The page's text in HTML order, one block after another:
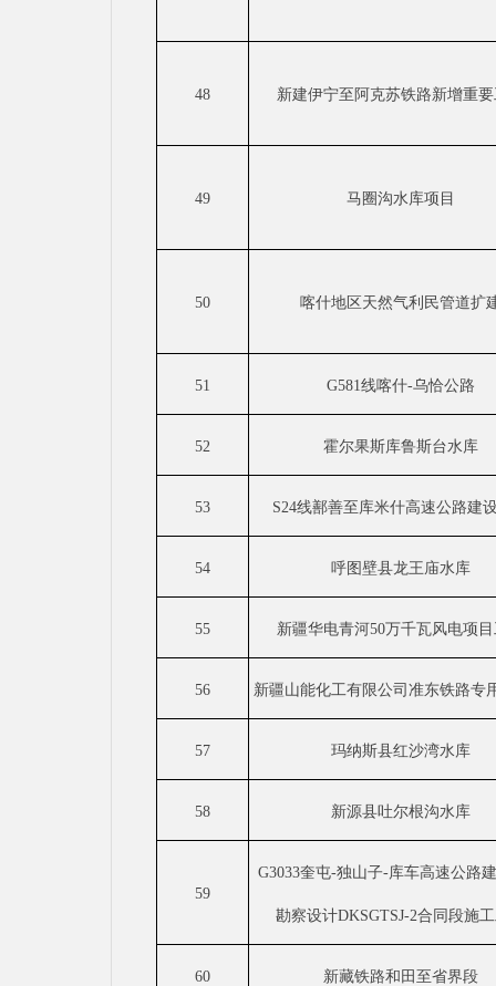
48 新建伊宁至阿克苏铁路新增重
49 马圈沟水库项目
50 喀什地区天然气利民管道扩
51 G581线喀什-乌恰公路
52 霍尔果斯库鲁斯台水库
53 S24线鄯善至库米什高速公路建
54 呼图壁县龙王庙水库
55 新疆华电青河50万千瓦风电项
56 新疆山能化工有限公司准东铁路专
57 玛纳斯县红沙湾水库
58 新源县吐尔根沟水库
59
G3033奎屯-独山子-库车高速公路
勘察设计DKSGTSJ-2合同段施
60 新藏铁路和田至省界段